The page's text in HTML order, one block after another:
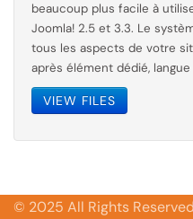
beaucoup plus facile à
Joomla! 2.5 et 3.3. Le
tous les aspects de votre
après élément dédié,
VIEW FILES
© 2025 All Rights